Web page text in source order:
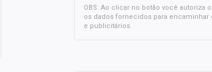
OBS: Ao clicar no botão você autoriza
os dados fornecidos para
e publicitários.